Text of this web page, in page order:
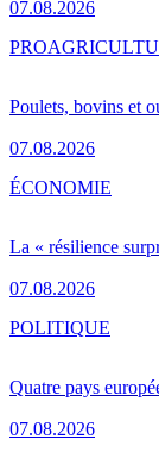
07.08.2026
Poulets, bovins et
07.08.2026
PRO
La « résilience
07.08.2026
ÉCONOMIE
Quatre pays
07.08.2026
POLITIQUE